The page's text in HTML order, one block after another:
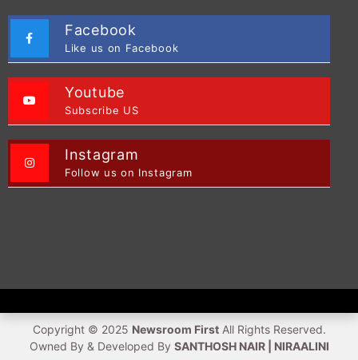
Facebook
Like us on Facebook
Youtube
Subscribe US
Instagram
Follow us on Instagram
Copyright © 2025 Newsroom FirstAll Rights Reserved.
Owned By & Developed By SANTHOSH NAIR | NIRAALINI